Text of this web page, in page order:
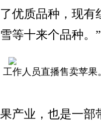
优质品种，现有
等十来个品种。”
作人员直播售卖苹果
业，也是一部